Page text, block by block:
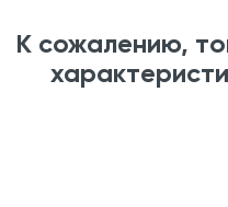
К сожалению,